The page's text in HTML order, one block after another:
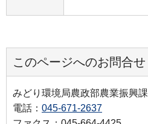
このページへのお問合せ
みどり環境局農政部農業振興課
電話： 045-671-2637